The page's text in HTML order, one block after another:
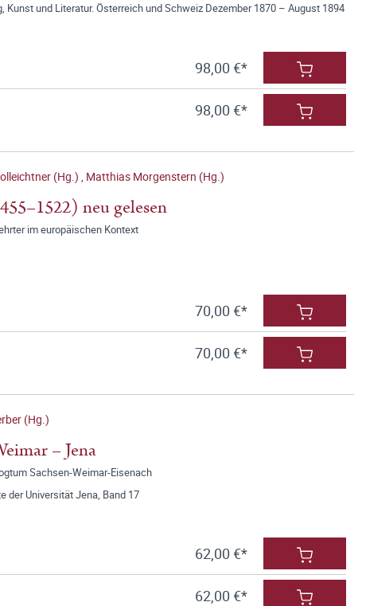
Kunst und Literatur. Österreich und Schweiz Dezember 1870 – August 1894
98,00 €*
98,00 €*
(Hg.) , Matthias Morgenstern (Hg.)
neu gelesen
im europäischen Kontext
70,00 €*
70,00 €*
(Hg.)
– Jena
Sachsen-Weimar-Eisenach
der Universität Jena, Band 17
62,00 €*
62,00 €*